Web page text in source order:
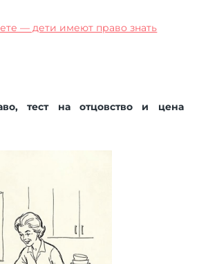
— дети имеют право знать
тест на отцовство и цена